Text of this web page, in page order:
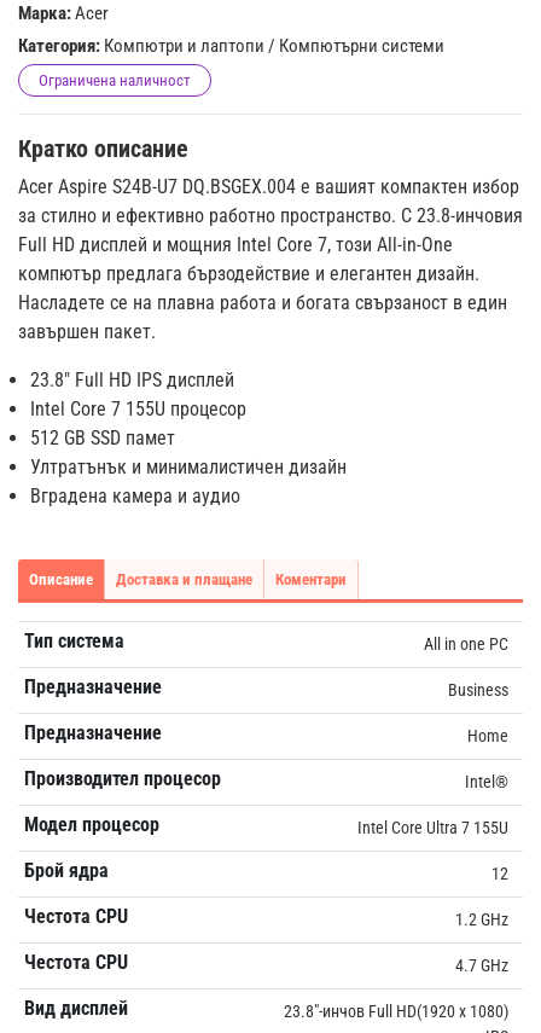
Марка:Acer
Категория: Компютри и лаптопи / Компютърни системи
Ограничена наличност
Кратко описание
Acer Aspire S24B-U7 DQ.BSGEX.004 е вашият компактен избор
за стилно и ефективно работно пространство. С 23.8-инчовия
Full HD дисплей и мощния Intel Core 7, този All-in-One
компютър предлага бързодействие и елегантен дизайн.
Насладете се на плавна работа и богата свързаност в един
завършен пакет.
23.8" Full HD IPS дисплей
Intel Core 7 155U процесор
512 GB SSD памет
Ултратънък и минималистичен дизайн
Вградена камера и аудио
Описание Доставка и плащане Коментари
Тип система All in one PC
Предназначение Business
Предназначение Home
Производител процесор Intel®
Модел процесор Intel Core Ultra 7 155U
Брой ядра 12
Честота CPU 1.2 GHz
Честота CPU 4.7 GHz
Вид дисплей
23.8"-инчов Full HD(1920 x 1080)